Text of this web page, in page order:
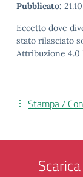
Pubblicato:
Eccetto dove
stato rilasciato
Attribuzione 4.0
Stampa /